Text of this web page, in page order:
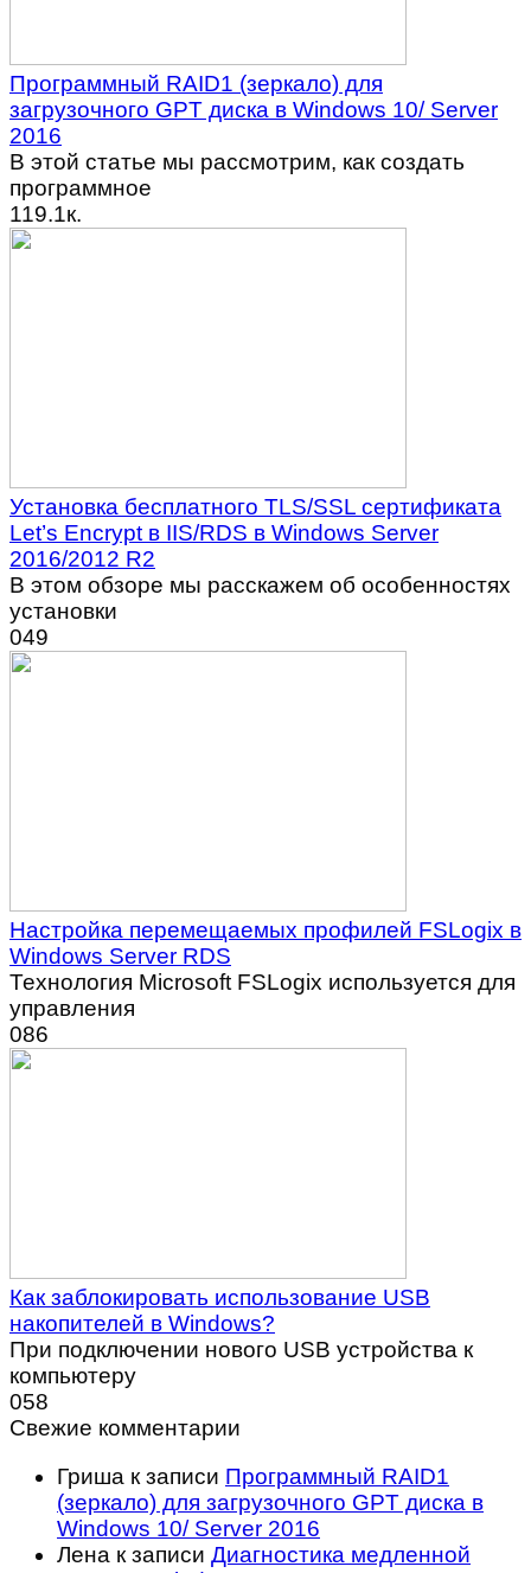
Программный RAID1 (зеркало) для
загрузочного GPT диска в Windows 10/ Server
2016
В этой статье мы рассмотрим, как создать
программное
119.1к.
Установка бесплатного TLS/SSL сертификата
Let’s Encrypt в IIS/RDS в Windows Server
2016/2012 R2
В этом обзоре мы расскажем об особенностях
установки
049
Настройка перемещаемых профилей FSLogix в
Windows Server RDS
Технология Microsoft FSLogix используется для
управления
086
Как заблокировать использование USB
накопителей в Windows?
При подключении нового USB устройства к
компьютеру
058
Свежие комментарии
Гриша к записи Программный RAID1
(зеркало) для загрузочного GPT диска в
Windows 10/ Server 2016
Лена к записи Диагностика медленной